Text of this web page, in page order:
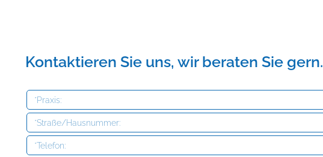
Kontaktieren Sie uns, wir beraten Sie gern.